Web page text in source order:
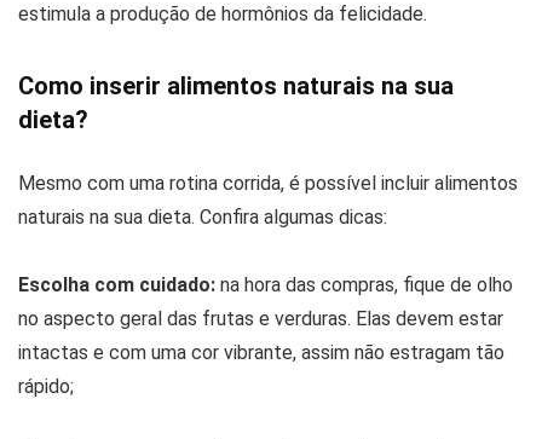
estimula a produção de hormônios da felicidade.
Como inserir alimentos naturais na sua
dieta?
Mesmo com uma rotina corrida, é possível incluir alimentos
naturais na sua dieta. Confira algumas dicas:
Escolha com cuidado: na hora das compras, fique de olho
no aspecto geral das frutas e verduras. Elas devem estar
intactas e com uma cor vibrante, assim não estragam tão
rápido;